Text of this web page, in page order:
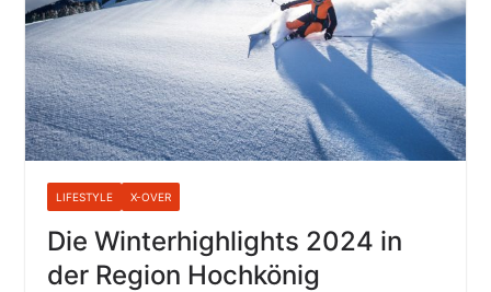
LIFESTYLE X-OVER
Die Winterhighlights 2024 in
der Region Hochkönig